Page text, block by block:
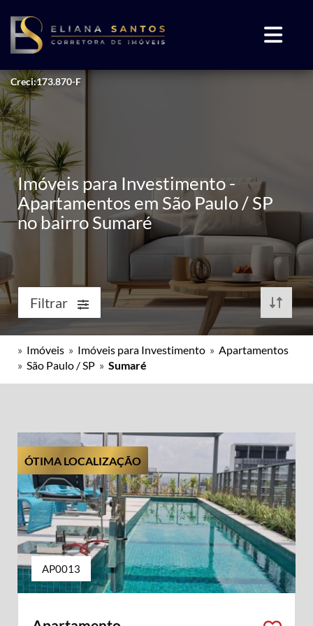
Creci:173.870-F
Imóveis para Investimento -
Apartamentos em São Paulo / SP
no bairro Sumaré
Filtrar
» Imóveis » Imóveis para Investimento » Apartamentos
» São Paulo / SP » Sumaré
ÓTIMA LOCALIZAÇÃO
AP0013